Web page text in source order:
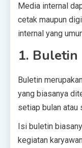
Media internal
cetak maupun
internal yang
1. Buletin
Buletin
yang biasanya
setiap bulan atau
Isi buletin
kegiatan